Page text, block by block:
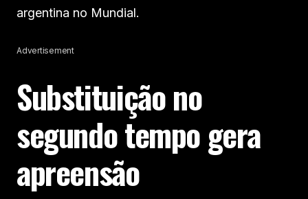
argentina no Mundial.
Advertisement
Substituição no
segundo tempo gera
apreensão